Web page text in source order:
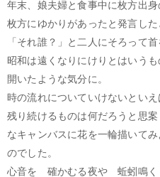
年末、娘夫婦と食事中に枚方出
枚方にゆかりがあったと発言した
「それ誰？」と二人にそろって首
昭和は遠くなりにけりとはいう
開いたような気分に。
時の流れについていけないとい
残り続けるものは何だろうと思
なキャンバスに花を一輪描いて
のでした。
心音を 確かむる夜や 蚯蚓鳴く